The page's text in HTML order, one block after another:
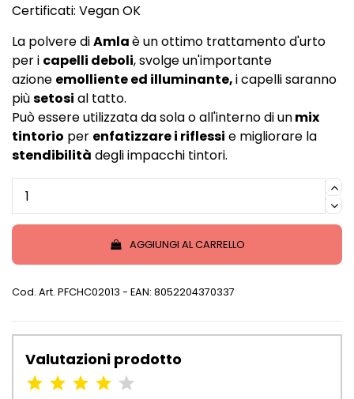
Certificati: Vegan OK
La polvere diAmlaè un ottimo trattamento d'urto
per i capelli deboli, svolge un'importante
azione emolliente ed illuminante,i capelli saranno
piùsetosi al tatto.
Può essere utilizzata da sola o all'interno di unmix
tintorio per enfatizzare i riflessi e migliorare la
stendibilità degli impacchi tintori.
AGGIUNGI AL CARRELLO
Cod. Art. PFCHC02013 - EAN: 8052204370337
Valutazioni prodotto